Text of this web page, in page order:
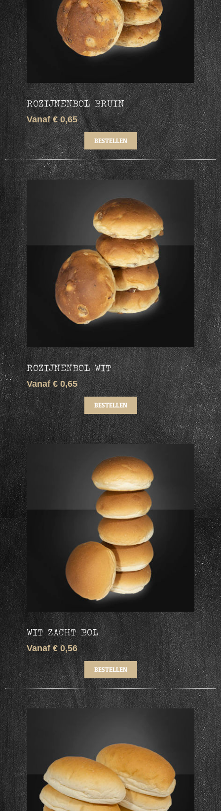
ROZIJNENBOL BRUIN
Vanaf € 0,65
ROZIJNENBOL WIT
Vanaf € 0,65
WIT ZACHT BOL
Vanaf € 0,56